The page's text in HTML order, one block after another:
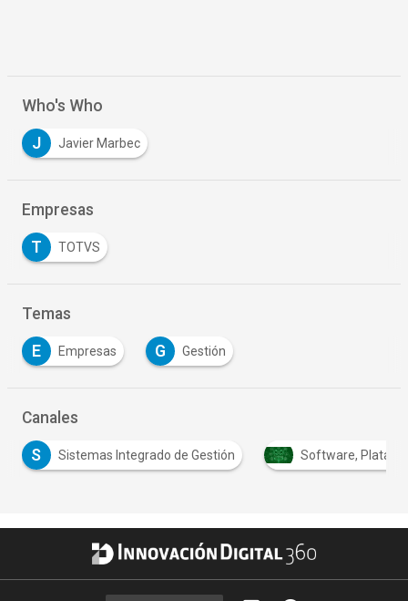
Who's Who
J Javier Marbec
Empresas
T TOTVS
Temas
E Empresas G Gestión
Canales
Integrado de Gestión Software, Plataformas & DevOps